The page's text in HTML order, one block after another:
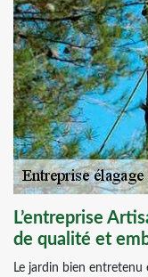
L’entreprise
de qualité et
Le jardin bien